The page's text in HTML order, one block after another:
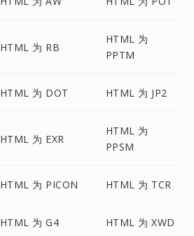
HTML 为 RB
HTML 为
PPTM
HTML 为 DOT HTML 为 JP2
HTML 为 EXR
HTML 为
PPSM
HTML 为 PICON HTML 为 TCR
HTML 为 G4 HTML 为 XWD